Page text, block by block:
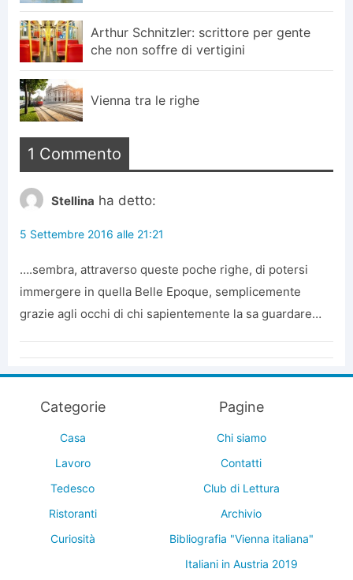
Arthur Schnitzler: scrittore per gente
che non soffre di vertigini
Vienna tra le righe
1 Commento
Stellina ha detto:
5 Settembre 2016 alle 21:21
….sembra, attraverso queste poche righe, di potersi
immergere in quella Belle Epoque, semplicemente
grazie agli occhi di chi sapientemente la sa guardare…
Categorie
Casa
Lavoro
Tedesco
Ristoranti
Curiosità
Pagine
Chi siamo
Contatti
Club di Lettura
Archivio
Bibliografia "Vienna italiana"
Italiani in Austria 2019